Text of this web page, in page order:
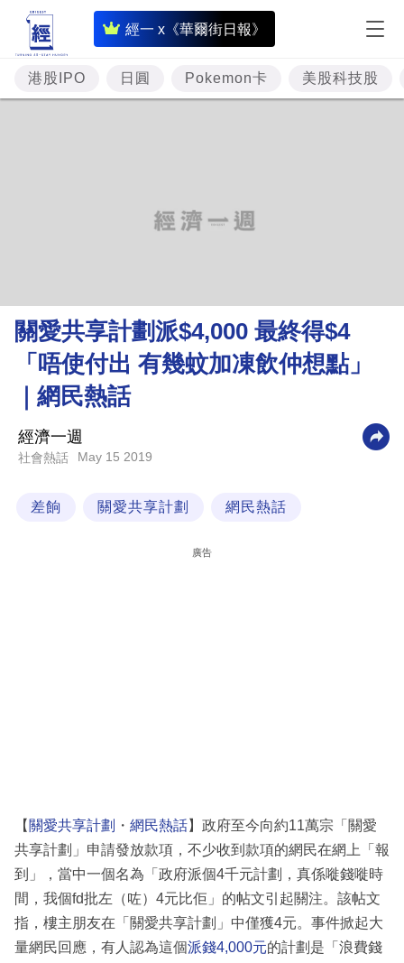
經一 x《華爾街日報》
即
時
財
經
理
財
商
業
技
場
港股IPO 日圓 Pokemon卡 美股科技股
關愛共享計劃派$4,000 最終得$4
「唔使付出 有幾蚊加凍飲仲想點」
｜網民熱話
經濟一週
社會熱話 May 15 2019
差餉 關愛共享計劃 網民熱話
廣告
【 關愛共享計劃 ・ 網民熱話】政府至今向約11萬宗「關愛
共享計劃」申請發放款項，不少收到款項的網民在網上「報
到」，當中一個名為「政府派個4千元計劃，真係嘥錢嘥時
間，我個fd批左（咗）4元比佢」的帖文引起關注。該帖文
指，樓主朋友在「關愛共享計劃」中僅獲4元。事件掀起大
量網民回應，有人認為這個派錢4,000元的計劃是「浪費錢